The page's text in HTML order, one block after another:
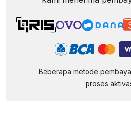
Beberapa metode
proses